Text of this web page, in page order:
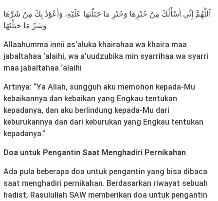
اَللَّهُمَّ إِنِّي أَسْأَلُكَ مِنْ خَيْرِهَا وَخَيْرِ مَا جَبَلْتَهَا عَلَيْهِ، وَأَعُوْذُ بِكَ مِنْ شَرِّهَا
وَشَرِّ مَا جَبَلْتَهَا
Allaahumma innii as’aluka khairahaa wa khaira maa
jabaltahaa ‘alaihi, wa a’uudzubika min syarrihaa wa syarri
maa jabaltahaa ‘alaihi
Artinya: “Ya Allah, sungguh aku memohon kepada-Mu
kebaikannya dan kebaikan yang Engkau tentukan
kepadanya, dan aku berlindung kepada-Mu dari
keburukannya dan dari keburukan yang Engkau tentukan
kepadanya.”
Doa untuk Pengantin Saat Menghadiri Pernikahan
Ada pula beberapa doa untuk pengantin yang bisa dibaca
saat menghadiri pernikahan. Berdasarkan riwayat sebuah
hadist, Rasulullah SAW memberikan doa untuk pengantin